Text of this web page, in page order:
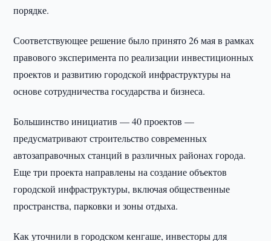
порядке.
Соответствующее решение было принято 26 мая в рамках
правового эксперимента по реализации инвестиционных
проектов и развитию городской инфраструктуры на
основе сотрудничества государства и бизнеса.
Большинство инициатив — 40 проектов —
предусматривают строительство современных
автозаправочных станций в различных районах города.
Еще три проекта направлены на создание объектов
городской инфраструктуры, включая общественные
пространства, парковки и зоны отдыха.
Как уточнили в городском кенгаше, инвесторы для